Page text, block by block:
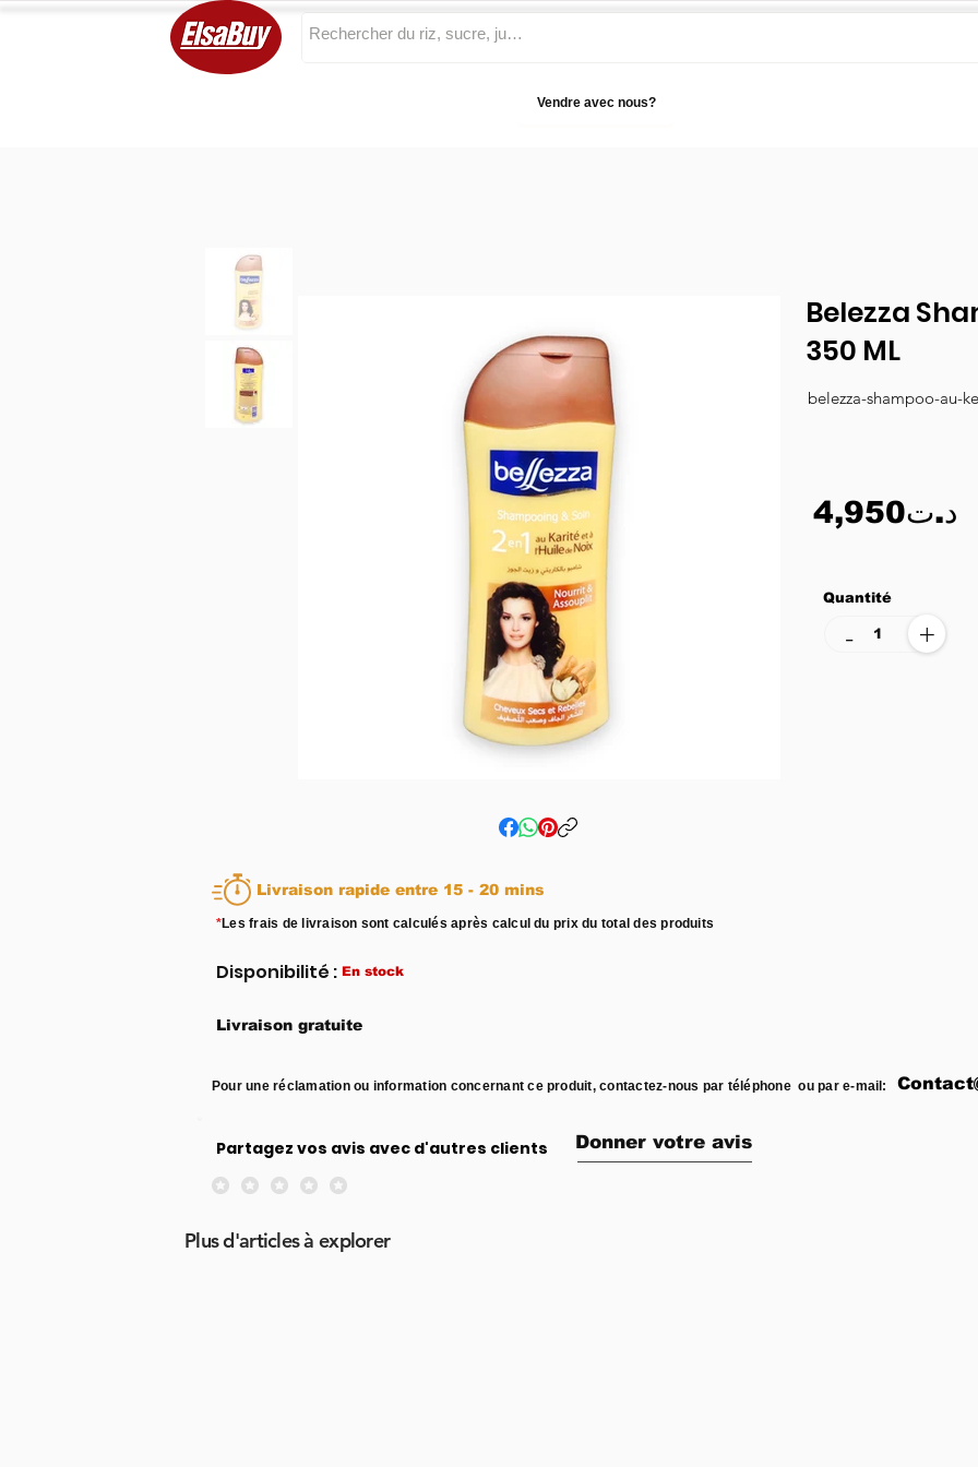
Vendre avec nous?
Belezza
350 ML
belezza-shampoo-au-
4,950د.ت
Quantité
+
-
Livraison rapide entre 15 - 20 mins
*Les frais de livraison sont calculés après calcul du prix du total des produits
Disponibilité : En stock
Livraison gratuite
Pour une réclamation ou information concernant ce produit, contactez-nous par téléphone ou par e-mail:
Partagez vos avis avec d'autres clients Donner votre avis
Aucune note pour le moment
Plus d'articles à explorer